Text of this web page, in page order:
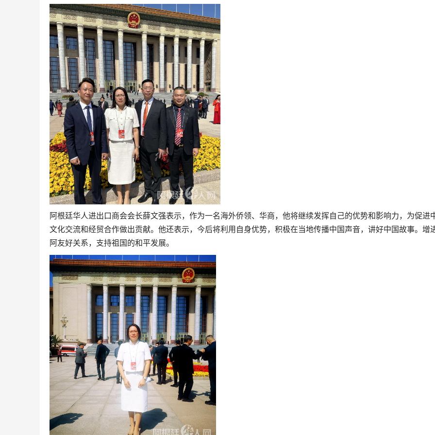
阿根廷华人进出口商会会长薛文强表示，作为一名海外侨领、华商，他将继续发挥自己的优势和影响力，为促进
文化交流和经贸合作做出贡献。他还表示，今后将利用自身优势，积极在当地传播中国声音，讲好中国故事。增
阿友好关系，支持祖国的和平发展。